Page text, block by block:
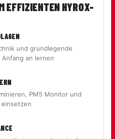
EFFIZIENTEN HYROX-
und grundlegende
an lernen
PM5 Monitor und